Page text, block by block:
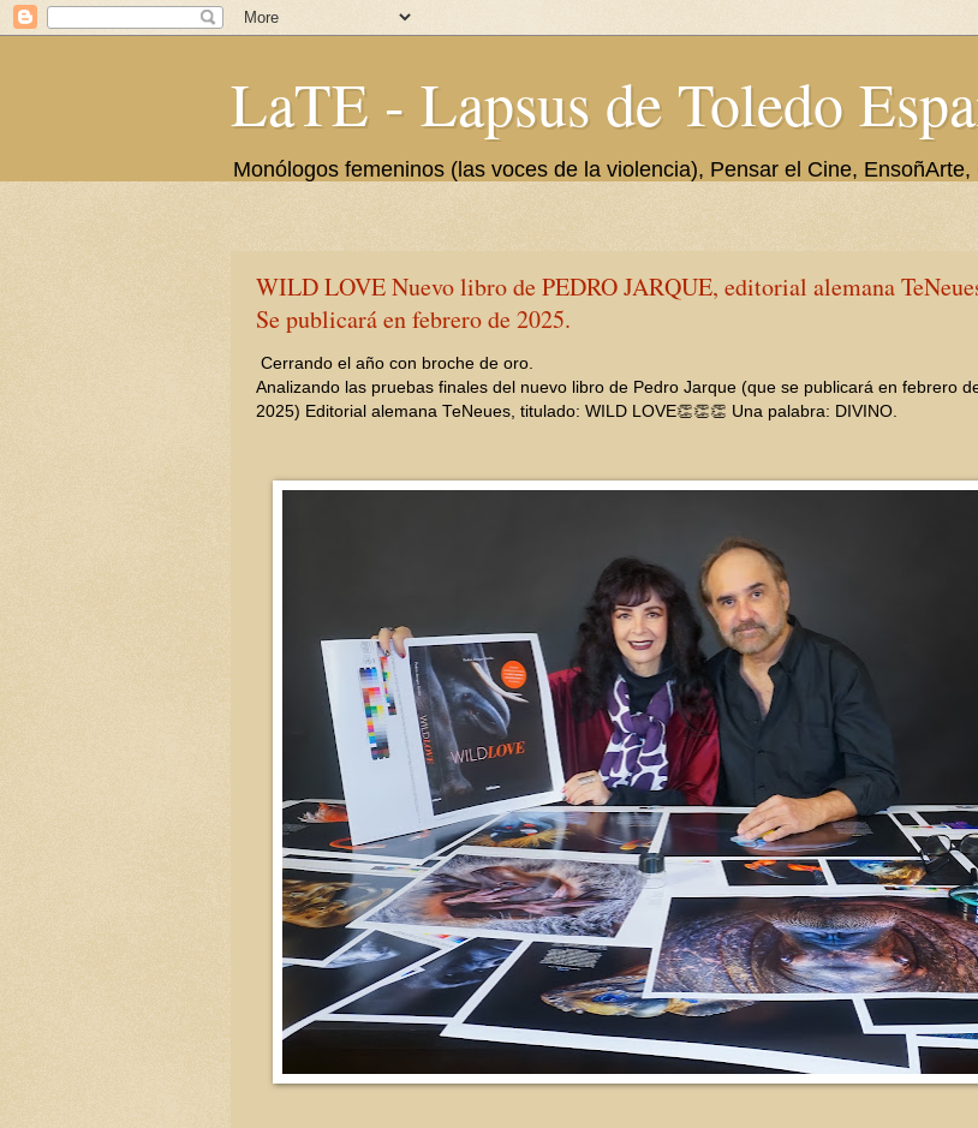
LaTE - Lapsus de Toledo
Monólogos femeninos (las voces de la violencia), Pensar el Cine,
WILD LOVE Nuevo libro de PEDRO JARQUE, editorial alemana
Se publicará en febrero de 2025.
Cerrando el año con broche de oro.
Analizando las pruebas finales del nuevo libro de Pedro Jarque (que se publicará en febrero
2025) Editorial alemana TeNeues, titulado: WILD LOVE👏👏👏 Una palabra: DIVINO.